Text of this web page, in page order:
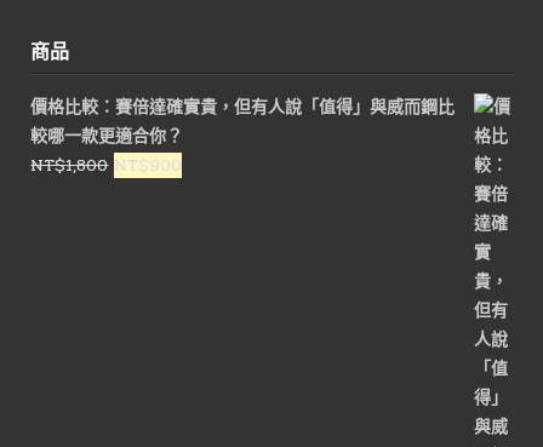
商品
價格比較：賽倍達確實貴，但有人說「值得」與威而鋼比
較哪一款更適合你？
NT$1,800 原
NT$900